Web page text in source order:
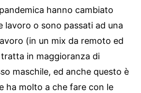
hanno cambiato
lavoro o sono passati ad una
(in un mix da remoto ed
in maggioranza di
maschile, ed anche questo è
ha molto a che fare con le